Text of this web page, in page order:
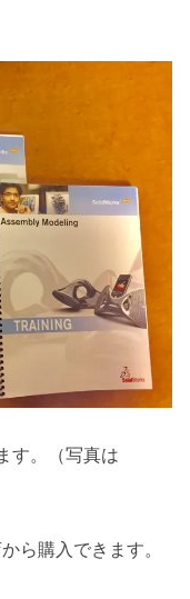
す。（写真は
ら購入できます。